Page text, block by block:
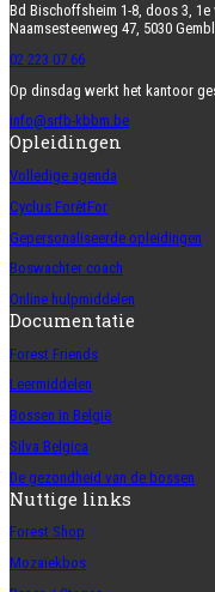
Bd Bischoffsheim 1-8, doos 3,
Naamsesteenweg 47, 5030
02 223 07 66
Op dinsdag werkt het kantoor
info@srfb-kbbm.be
Opleidingen
Volledige agenda
Cyclus ForêtFor
Gepersonaliseerde opleidingen
Boswachter coach
Online hulpmiddelen
Documentatie
Forest Friends
Leermiddelen
Bossen in België
Silva Belgica
De gezondheid van de bossen
Nuttige links
Forest Shop
Mozaïekbos